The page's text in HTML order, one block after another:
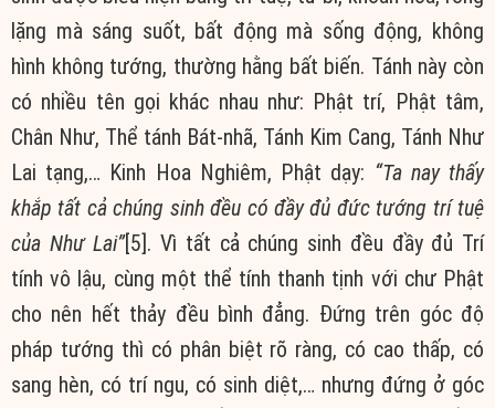
lặng mà sáng suốt, bất động mà sống động, không
hình không tướng, thường hằng bất biến. Tánh này còn
có nhiều tên gọi khác nhau như: Phật trí, Phật tâm,
Chân Như, Thể tánh Bát-nhã, Tánh Kim Cang, Tánh Như
Lai tạng,… Kinh Hoa Nghiêm, Phật dạy: “Ta nay thấy
khắp tất cả chúng sinh đều có đầy đủ đức tướng trí tuệ
của Như Lai”[5]. Vì tất cả chúng sinh đều đầy đủ Trí
tính vô lậu, cùng một thể tính thanh tịnh với chư Phật
cho nên hết thảy đều bình đẳng. Đứng trên góc độ
pháp tướng thì có phân biệt rõ ràng, có cao thấp, có
sang hèn, có trí ngu, có sinh diệt,… nhưng đứng ở góc